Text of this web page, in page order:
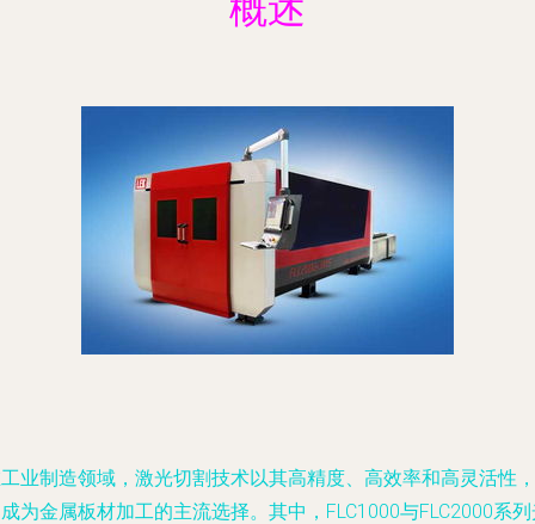
概述
业制造领域，激光切割技术以其高精度、高效率和高灵活性，
为金属板材加工的主流选择。其中，FLC1000与FLC2000系